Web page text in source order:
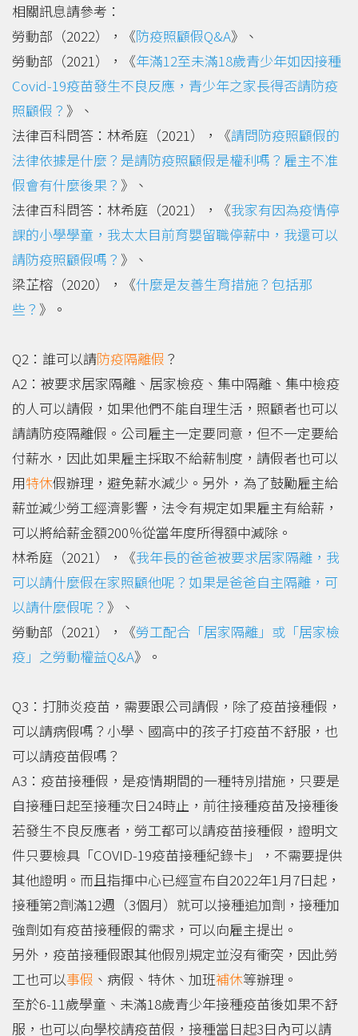
相關訊息請參考：
勞動部（2022），《防疫照顧假Q&A》、
勞動部（2021），《年滿12至未滿18歲青少年如因接種
Covid-19疫苗發生不良反應，青少年之家長得否請防疫
照顧假？ 》、
法律百科問答：林希庭（2021），《請問防疫照顧假的
法律依據是什麼？是請防疫照顧假是權利嗎？雇主不准
假會有什麼後果？ 》、
法律百科問答：林希庭（2021），《我家有因為疫情停
課的小學學童，我太太目前育嬰留職停薪中，我還可以
請防疫照顧假嗎？ 》、
梁芷榕（2020），《什麼是友善生育措施？包括那
些？ 》。
Q2：誰可以請防疫隔離假 ？
A2：被要求居家隔離、居家檢疫、集中隔離、集中檢疫
的人可以請假，如果他們不能自理生活，照顧者也可以
請請防疫隔離假。公司雇主一定要同意，但不一定要給
付薪水，因此如果雇主採取不給薪制度，請假者也可以
用特休假辦理，避免薪水減少。另外，為了鼓勵雇主給
薪並減少勞工經濟影響，法令有規定如果雇主有給薪，
可以將給薪金額200％從當年度所得額中減除。
林希庭（2021），《我年長的爸爸被要求居家隔離，我
可以請什麼假在家照顧他呢？如果是爸爸自主隔離，可
以請什麼假呢？ 》、
勞動部（2021），《勞工配合「居家隔離」或「居家檢
疫」之勞動權益Q&A》。
Q3：打肺炎疫苗，需要跟公司請假，除了疫苗接種假，
可以請病假嗎？小學、國高中的孩子打疫苗不舒服，也
可以請疫苗假嗎？
A3：疫苗接種假，是疫情期間的一種特別措施，只要是
自接種日起至接種次日24時止，前往接種疫苗及接種後
若發生不良反應者，勞工都可以請疫苗接種假，證明文
件只要檢具「COVID-19疫苗接種紀錄卡」，不需要提供
其他證明。而且指揮中心已經宣布自2022年1月7日起，
接種第2劑滿12週（3個月）就可以接種追加劑，接種加
強劑如有疫苗接種假的需求，可以向雇主提出。
另外，疫苗接種假跟其他假別規定並沒有衝突，因此勞
工也可以事假 、病假、特休、加班補休等辦理。
至於6-11歲學童、未滿18歲青少年接種疫苗後如果不舒
服，也可以向學校請疫苗假，接種當日起3日內可以請